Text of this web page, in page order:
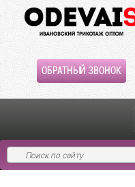
ОБРАТНЫЙ ЗВОНОК